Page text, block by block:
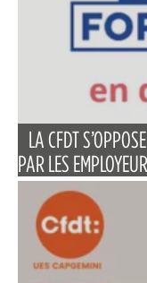
LA CFDT
PAR LES